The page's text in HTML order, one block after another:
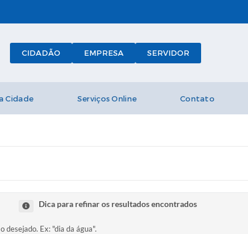
CIDADÃO EMPRESA SERVIDOR
Cidade Serviços Online Contato
Dica para refinar os resultados encontrados
Ex: "dia da água".